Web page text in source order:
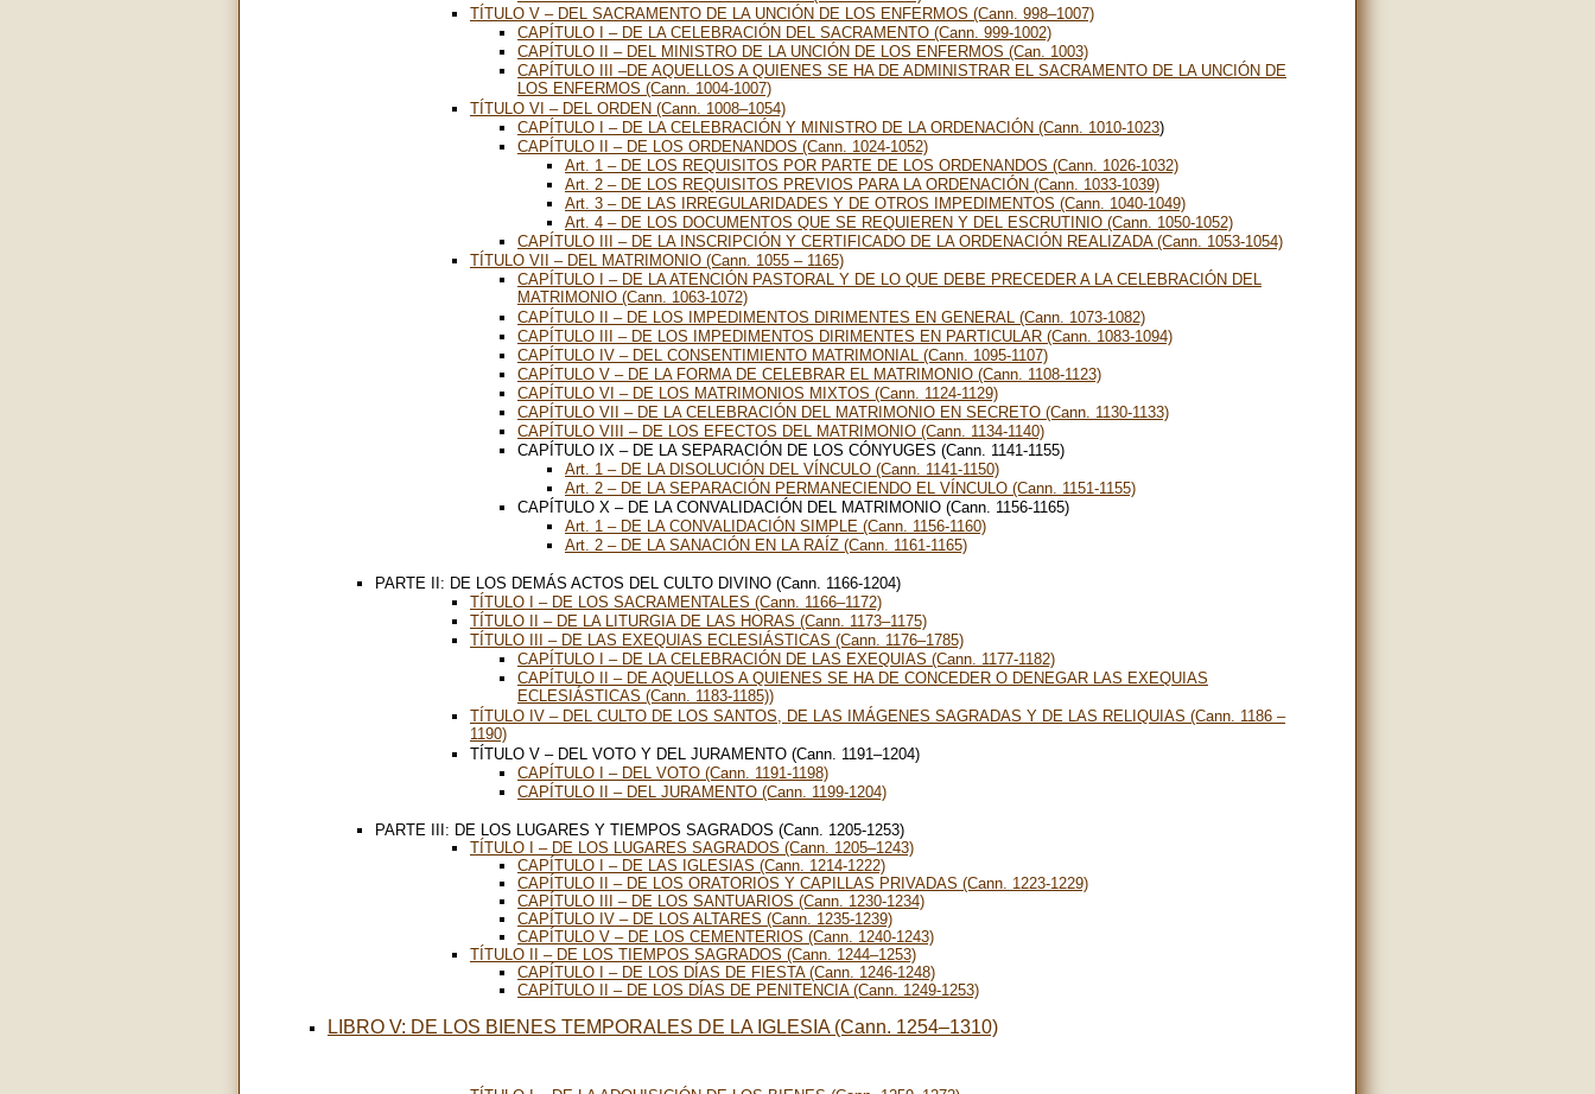
TÍTULO V – DEL SACRAMENTO DE LA UNCIÓN DE LOS ENFERMOS (Cann. 998–1007)
CAPÍTULO I – DE LA CELEBRACIÓN DEL SACRAMENTO (Cann. 999-1002)
CAPÍTULO II – DEL MINISTRO DE LA UNCIÓN DE LOS ENFERMOS (Can. 1003)
CAPÍTULO III –DE AQUELLOS A QUIENES SE HA DE ADMINISTRAR EL SACRAMENTO DE LA UNCIÓN DE
LOS ENFERMOS (Cann. 1004-1007)
TÍTULO VI – DEL ORDEN (Cann. 1008–1054)
CAPÍTULO I – DE LA CELEBRACIÓN Y MINISTRO DE LA ORDENACIÓN (Cann. 1010-1023)
CAPÍTULO II – DE LOS ORDENANDOS (Cann. 1024-1052)
Art. 1 – DE LOS REQUISITOS POR PARTE DE LOS ORDENANDOS (Cann. 1026-1032)
Art. 2 – DE LOS REQUISITOS PREVIOS PARA LA ORDENACIÓN (Cann. 1033-1039)
Art. 3 – DE LAS IRREGULARIDADES Y DE OTROS IMPEDIMENTOS (Cann. 1040-1049)
Art. 4 – DE LOS DOCUMENTOS QUE SE REQUIEREN Y DEL ESCRUTINIO (Cann. 1050-1052)
CAPÍTULO III – DE LA INSCRIPCIÓN Y CERTIFICADO DE LA ORDENACIÓN REALIZADA (Cann. 1053-1054)
TÍTULO VII – DEL MATRIMONIO (Cann. 1055 – 1165)
CAPÍTULO I – DE LA ATENCIÓN PASTORAL Y DE LO QUE DEBE PRECEDER A LA CELEBRACIÓN DEL
MATRIMONIO (Cann. 1063-1072)
CAPÍTULO II – DE LOS IMPEDIMENTOS DIRIMENTES EN GENERAL (Cann. 1073-1082)
CAPÍTULO III – DE LOS IMPEDIMENTOS DIRIMENTES EN PARTICULAR (Cann. 1083-1094)
CAPÍTULO IV – DEL CONSENTIMIENTO MATRIMONIAL (Cann. 1095-1107)
CAPÍTULO V – DE LA FORMA DE CELEBRAR EL MATRIMONIO (Cann. 1108-1123)
CAPÍTULO VI – DE LOS MATRIMONIOS MIXTOS (Cann. 1124-1129)
CAPÍTULO VII – DE LA CELEBRACIÓN DEL MATRIMONIO EN SECRETO (Cann. 1130-1133)
CAPÍTULO VIII – DE LOS EFECTOS DEL MATRIMONIO (Cann. 1134-1140)
CAPÍTULO IX – DE LA SEPARACIÓN DE LOS CÓNYUGES (Cann. 1141-1155)
Art. 1 – DE LA DISOLUCIÓN DEL VÍNCULO (Cann. 1141-1150)
Art. 2 – DE LA SEPARACIÓN PERMANECIENDO EL VÍNCULO (Cann. 1151-1155)
CAPÍTULO X – DE LA CONVALIDACIÓN DEL MATRIMONIO (Cann. 1156-1165)
Art. 1 – DE LA CONVALIDACIÓN SIMPLE (Cann. 1156-1160)
Art. 2 – DE LA SANACIÓN EN LA RAÍZ (Cann. 1161-1165)
PARTE II: DE LOS DEMÁS ACTOS DEL CULTO DIVINO (Cann. 1166-1204)
TÍTULO I – DE LOS SACRAMENTALES (Cann. 1166–1172)
TÍTULO II – DE LA LITURGIA DE LAS HORAS (Cann. 1173–1175)
TÍTULO III – DE LAS EXEQUIAS ECLESIÁSTICAS (Cann. 1176–1785)
CAPÍTULO I – DE LA CELEBRACIÓN DE LAS EXEQUIAS (Cann. 1177-1182)
CAPÍTULO II – DE AQUELLOS A QUIENES SE HA DE CONCEDER O DENEGAR LAS EXEQUIAS
ECLESIÁSTICAS (Cann. 1183-1185))
TÍTULO IV – DEL CULTO DE LOS SANTOS, DE LAS IMÁGENES SAGRADAS Y DE LAS RELIQUIAS (Cann. 1186 –
1190)
TÍTULO V – DEL VOTO Y DEL JURAMENTO (Cann. 1191–1204)
CAPÍTULO I – DEL VOTO (Cann. 1191-1198)
CAPÍTULO II – DEL JURAMENTO (Cann. 1199-1204)
PARTE III: DE LOS LUGARES Y TIEMPOS SAGRADOS (Cann. 1205-1253)
TÍTULO I – DE LOS LUGARES SAGRADOS (Cann. 1205–1243)
CAPÍTULO I – DE LAS IGLESIAS (Cann. 1214-1222)
CAPÍTULO II – DE LOS ORATORIOS Y CAPILLAS PRIVADAS (Cann. 1223-1229)
CAPÍTULO III – DE LOS SANTUARIOS (Cann. 1230-1234)
CAPÍTULO IV – DE LOS ALTARES (Cann. 1235-1239)
CAPÍTULO V – DE LOS CEMENTERIOS (Cann. 1240-1243)
TÍTULO II – DE LOS TIEMPOS SAGRADOS (Cann. 1244–1253)
CAPÍTULO I – DE LOS DÍAS DE FIESTA (Cann. 1246-1248)
CAPÍTULO II – DE LOS DÍAS DE PENITENCIA (Cann. 1249-1253)
LIBRO V: DE LOS BIENES TEMPORALES DE LA IGLESIA (Cann. 1254–1310)